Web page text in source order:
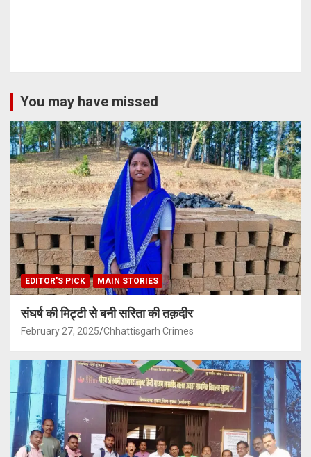
You may have missed
EDITOR'S PICK MAIN STORIES
संघर्ष की मिट्टी से बनी सरिता की तक़दीर
February 27, 2025 Chhattisgarh Crimes